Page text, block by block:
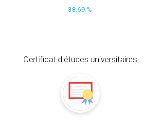
38.69 %
Certificat d'études universitaires